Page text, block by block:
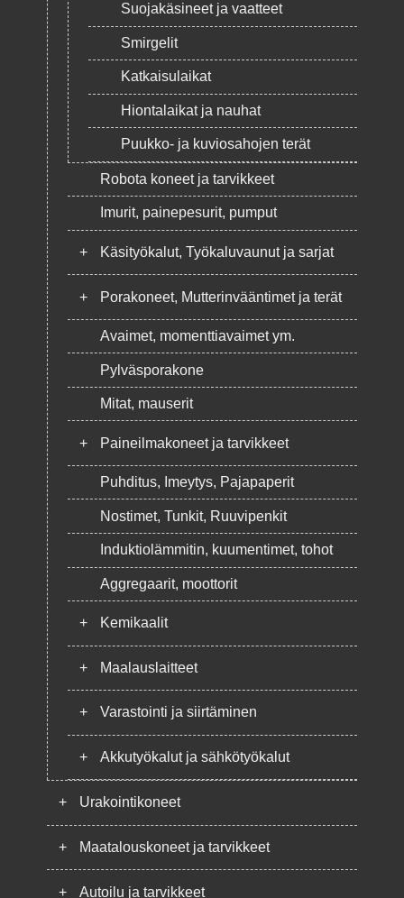
Suojakäsineet ja vaatteet
Smirgelit
Katkaisulaikat
Hiontalaikat ja nauhat
Puukko- ja kuviosahojen terät
Robota koneet ja tarvikkeet
Imurit, painepesurit, pumput
+ Käsityökalut, Työkaluvaunut ja sarjat
+ Porakoneet, Mutterinvääntimet ja terät
Avaimet, momenttiavaimet ym.
Pylväsporakone
Mitat, mauserit
+ Paineilmakoneet ja tarvikkeet
Puhditus, Imeytys, Pajapaperit
Nostimet, Tunkit, Ruuvipenkit
Induktiolämmitin, kuumentimet, tohot
Aggregaarit, moottorit
+ Kemikaalit
+ Maalauslaitteet
+ Varastointi ja siirtäminen
+ Akkutyökalut ja sähkötyökalut
+ Urakointikoneet
+ Maatalouskoneet ja tarvikkeet
+ Autoilu ja tarvikkeet